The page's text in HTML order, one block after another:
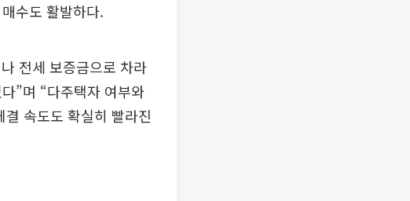
수도 활발하다.
전세 보증금으로 차라
”며 “다주택자 여부와
속도도 확실히 빨라진